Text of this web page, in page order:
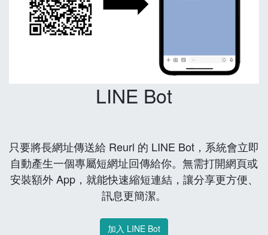
LINE Bot
只要將長網址傳送給 Reurl 的 LINE Bot，系統會立即
自動產生一個專屬短網址回傳給你。無需打開網頁或
安裝額外 App，就能快速縮短連結，讓分享更方便、
訊息更簡潔。
加入 LINE Bot